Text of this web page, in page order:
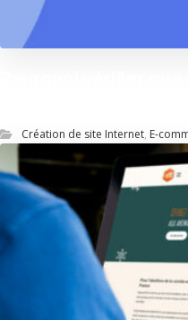
Création de site Internet, E-